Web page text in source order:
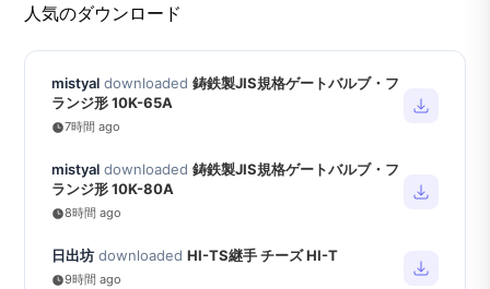
人気のダウンロード
mistyal downloaded 鋳鉄製JIS規格ゲートバルブ・フ
ランジ形 10K-65A
7時間 ago
mistyal downloaded 鋳鉄製JIS規格ゲートバルブ・フ
ランジ形 10K-80A
8時間 ago
日出坊 downloaded HI-TS継手 チーズ HI-T
9時間 ago